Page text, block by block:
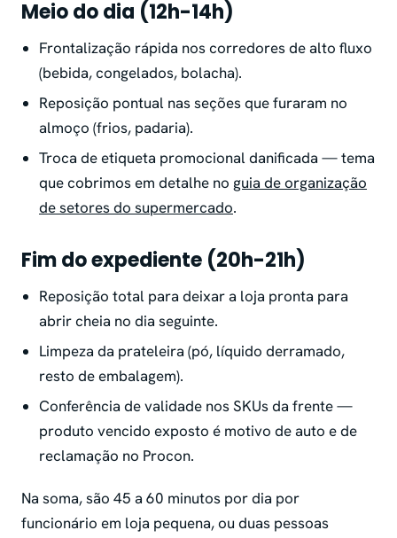
Meio do dia (12h-14h)
Frontalização rápida nos corredores de alto fluxo
(bebida, congelados, bolacha).
Reposição pontual nas seções que furaram no
almoço (frios, padaria).
Troca de etiqueta promocional danificada — tema
que cobrimos em detalhe no guia de organização
de setores do supermercado.
Fim do expediente (20h-21h)
Reposição total para deixar a loja pronta para
abrir cheia no dia seguinte.
Limpeza da prateleira (pó, líquido derramado,
resto de embalagem).
Conferência de validade nos SKUs da frente —
produto vencido exposto é motivo de auto e de
reclamação no Procon.
Na soma, são 45 a 60 minutos por dia por
funcionário em loja pequena, ou duas pessoas